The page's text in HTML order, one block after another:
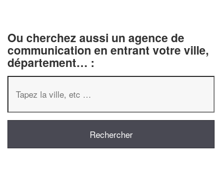
Ou cherchez aussi un agence de
communication en entrant votre ville,
département… :